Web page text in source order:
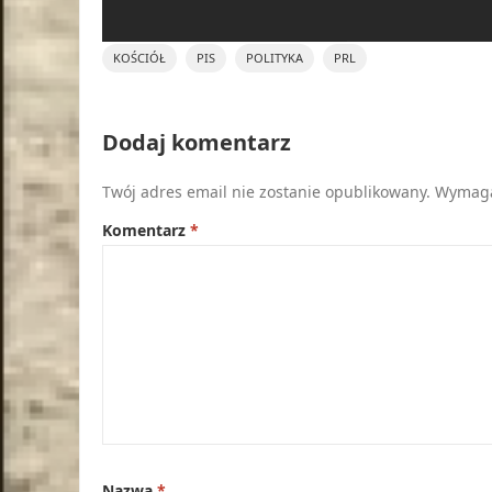
KOŚCIÓŁ PIS POLITYKA PRL
Dodaj komentarz
Twój adres email nie zostanie opublikowany.
Komentarz *